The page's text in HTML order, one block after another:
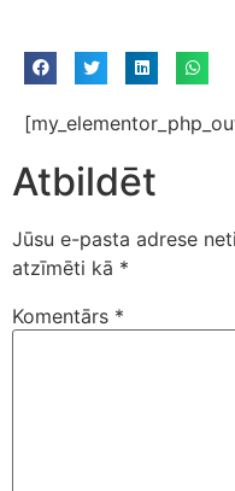
Atbildēt
Jūsu e-pasta adrese
atzīmēti kā *
Komentārs *